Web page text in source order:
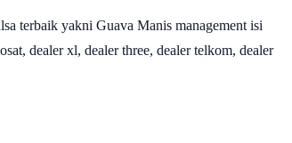
terbaik yakni Guava Manis management isi
dealer xl, dealer three, dealer telkom, dealer